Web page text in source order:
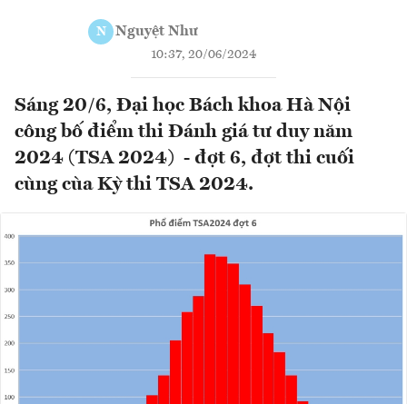
N Nguyệt Như
10:37, 20/06/2024
Sáng 20/6, Đại học Bách khoa Hà Nội
công bố điểm thi Đánh giá tư duy năm
2024 (TSA 2024) - đợt 6, đợt thi cuối
cùng cùa Kỳ thi TSA 2024.